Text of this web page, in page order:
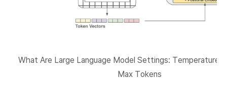
What Are Large Language Model Settings: Temperature,
Max Tokens